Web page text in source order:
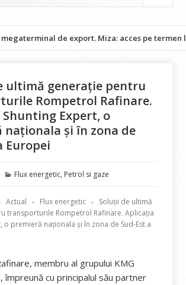
de export. Miza: acces pe termen lung la
ultimă generație pentru
Rompetrol Rafinare.
Expert, o
naționala și în zona de
Europei
Categorii
Flux energetic, Petrol si gaze
Actual Flux energetic
Soluții de ultimă
transporturile Rompetrol Rafinare. Aplicația
o premieră naționala și în zona de Sud-Est a
membru al grupului KMG
împreună cu principalul său partner